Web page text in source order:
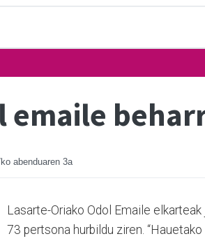
emaile
abenduaren 3a
Lasarte-Oriako Odol Emaile
73 pertsona hurbildu ziren.